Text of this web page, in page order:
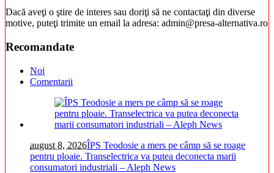
Dacă aveţi o ştire de interes sau doriţi să ne contactaţi din diverse
motive, puteţi trimite un email la adresa: admin@presa-alternativa.ro
Recomandate
Noi
Comentarii
august 8, 2026ÎPS Teodosie a mers pe câmp să se roage
pentru ploaie. Transelectrica va putea deconecta marii
consumatori industriali – Aleph News